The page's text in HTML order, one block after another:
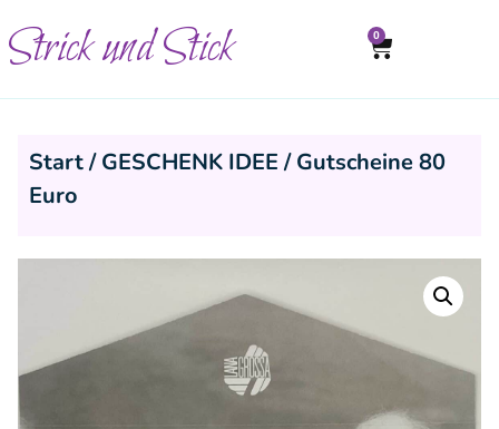
Strick und Stick 0
Start/GESCHENK IDEE/ Gutscheine 80
Euro